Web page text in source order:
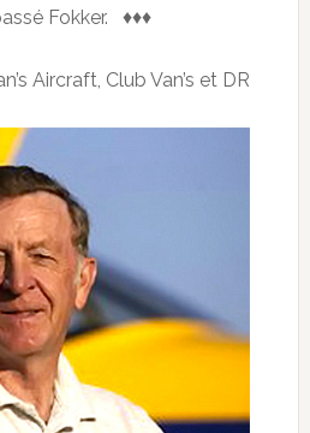
Fokker. ♦♦♦
Aircraft, Club Van’s et DR